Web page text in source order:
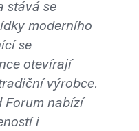
stává se
moderního
se
otevírají
výrobce.
Forum nabízí
i